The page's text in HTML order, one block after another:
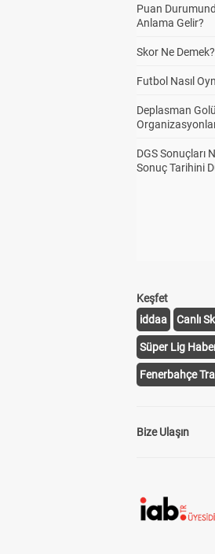
Puan
Anlama Gelir?
Skor Ne
Futbol Nasıl
Deplasman
DGS Sonuçları
Sonuç Tarihini
Keşfet
iddaa
Canlı
Süper Lig
Fenerbahçe
Bize Ulaşın